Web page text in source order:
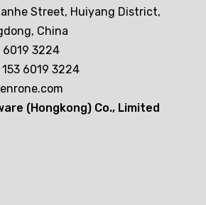
Street, Huiyang District,
China
6019 3224
6019 3224
(Hongkong) Co., Limited